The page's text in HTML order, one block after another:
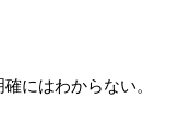
にはわからない。